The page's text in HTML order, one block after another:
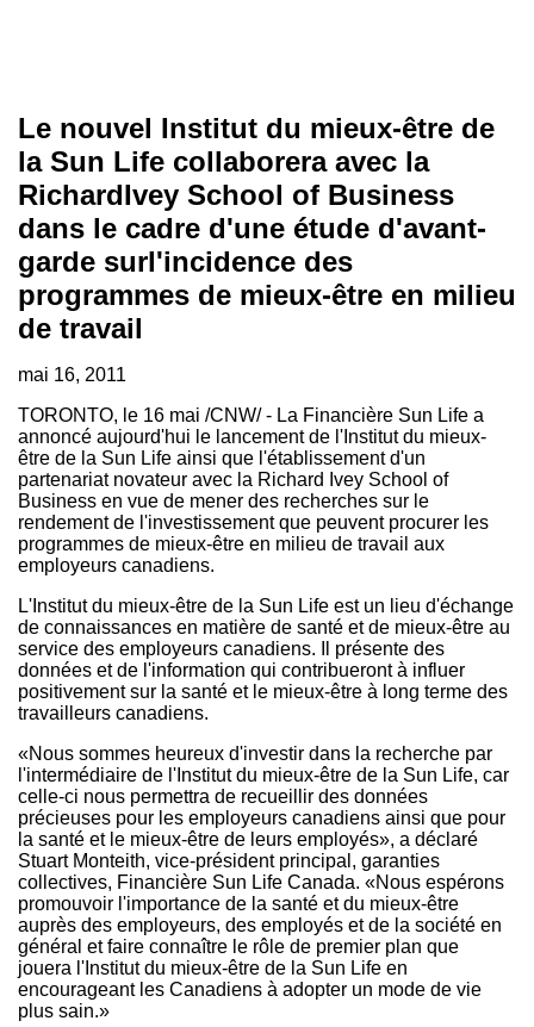
Le nouvel Institut du mieux-être de
la Sun Life collaborera avec la
RichardIvey School of Business
dans le cadre d'une étude d'avant-
garde surl'incidence des
programmes de mieux-être en milieu
de travail
mai 16, 2011
TORONTO, le 16 mai /CNW/ - La Financière Sun Life a
annoncé aujourd'hui le lancement de l'Institut du mieux-
être de la Sun Life ainsi que l'établissement d'un
partenariat novateur avec la Richard Ivey School of
Business en vue de mener des recherches sur le
rendement de l'investissement que peuvent procurer les
programmes de mieux-être en milieu de travail aux
employeurs canadiens.
L'Institut du mieux-être de la Sun Life est un lieu d'échange
de connaissances en matière de santé et de mieux-être au
service des employeurs canadiens. Il présente des
données et de l'information qui contribueront à influer
positivement sur la santé et le mieux-être à long terme des
travailleurs canadiens.
«Nous sommes heureux d'investir dans la recherche par
l'intermédiaire de l'Institut du mieux-être de la Sun Life, car
celle-ci nous permettra de recueillir des données
précieuses pour les employeurs canadiens ainsi que pour
la santé et le mieux-être de leurs employés», a déclaré
Stuart Monteith, vice-président principal, garanties
collectives, Financière Sun Life Canada. «Nous espérons
promouvoir l'importance de la santé et du mieux-être
auprès des employeurs, des employés et de la société en
général et faire connaître le rôle de premier plan que
jouera l'Institut du mieux-être de la Sun Life en
encourageant les Canadiens à adopter un mode de vie
plus sain.»